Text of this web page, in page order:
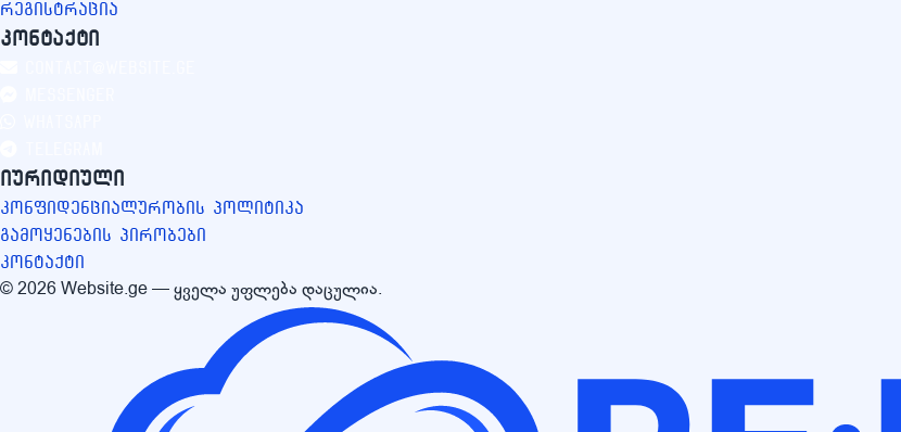
რეგისტრაცია
კონტაქტი
იურიდიული
კონფიდენციალურობის პოლიტიკა
გამოყენების პირობები
კონტაქტი
© 2026 Website.ge — ყველა უფლება დაცულია.